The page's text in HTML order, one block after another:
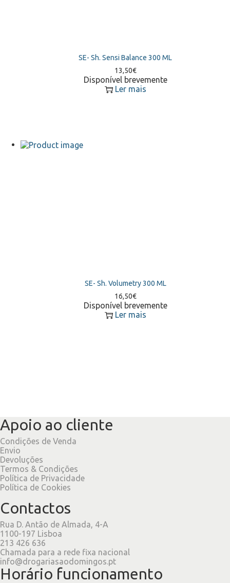
SE- Sh. Sensi Balance 300 ML
13,50€
Disponível brevemente
Ler mais
SE- Sh. Volumetry 300 ML
16,50€
Disponível brevemente
Ler mais
Apoio ao cliente
Condições de Venda
Envio
Devoluções
Termos & Condições
Política de Privacidade
Política de Cookies
Contactos
Rua D. Antão de Almada, 4-A
1100-197 Lisboa
213 426 636
Chamada para a rede fixa nacional
info@drogariasaodomingos.pt
Horário funcionamento